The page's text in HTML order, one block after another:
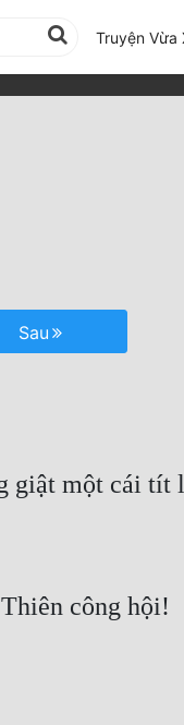
Truyện Vừa
Sau
giật một cái tít
công hội!